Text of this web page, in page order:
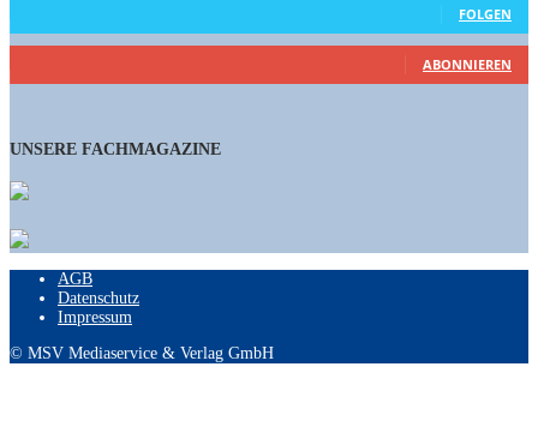
FOLGEN
460 Abonnenten
ABONNIEREN
UNSERE FACHMAGAZINE
AGB
Datenschutz
Impressum
© MSV Mediaservice & Verlag GmbH